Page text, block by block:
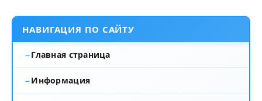
НАВИГАЦИЯ ПО САЙТУ
Главная страница
Информация